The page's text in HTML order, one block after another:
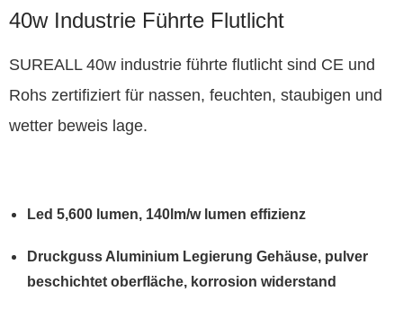
40w Industrie Führte Flutlicht
SUREALL 40w industrie führte flutlicht sind CE und
Rohs zertifiziert für nassen, feuchten, staubigen und
wetter beweis lage.
Led 5,600 lumen, 140lm/w lumen effizienz
Druckguss Aluminium Legierung Gehäuse, pulver
beschichtet oberfläche, korrosion widerstand